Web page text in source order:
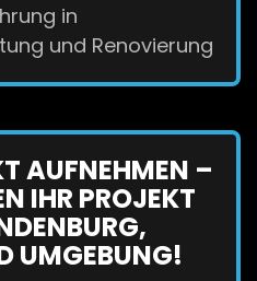
in
und Renovierung
AUFNEHMEN –
IHR PROJEKT
UMGEBUNG!